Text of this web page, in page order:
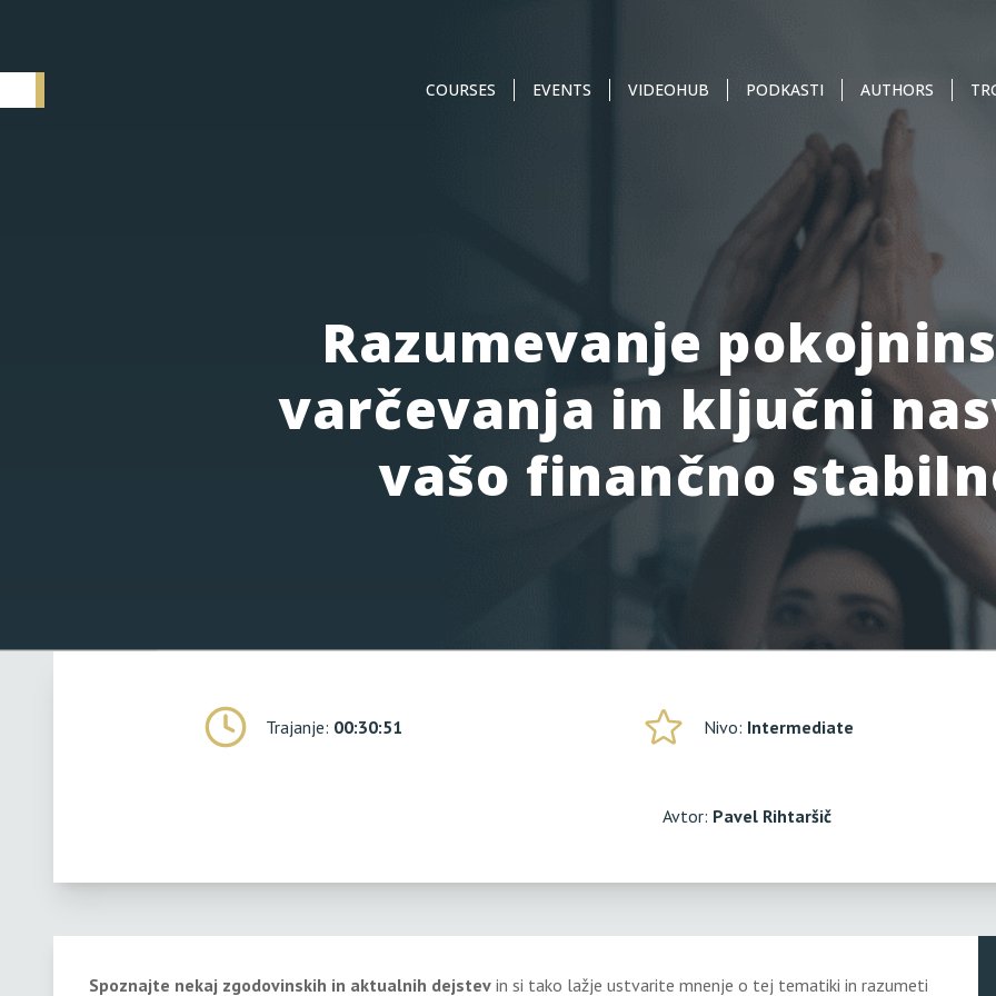
Elementum SI
COURSES EVENTS VIDEOHUB PODKASTI AUTHORS
Razumevanje
varčevanja in ključni
vašo finančno
Trajanje: 00:30:51 Nivo: Intermediate
Avtor: Pavel Rihtaršič
Spoznajte nekaj zgodovinskih in aktualnih dejstev in si tako lažje ustvarite mnenje o tej tematiki in razumeti